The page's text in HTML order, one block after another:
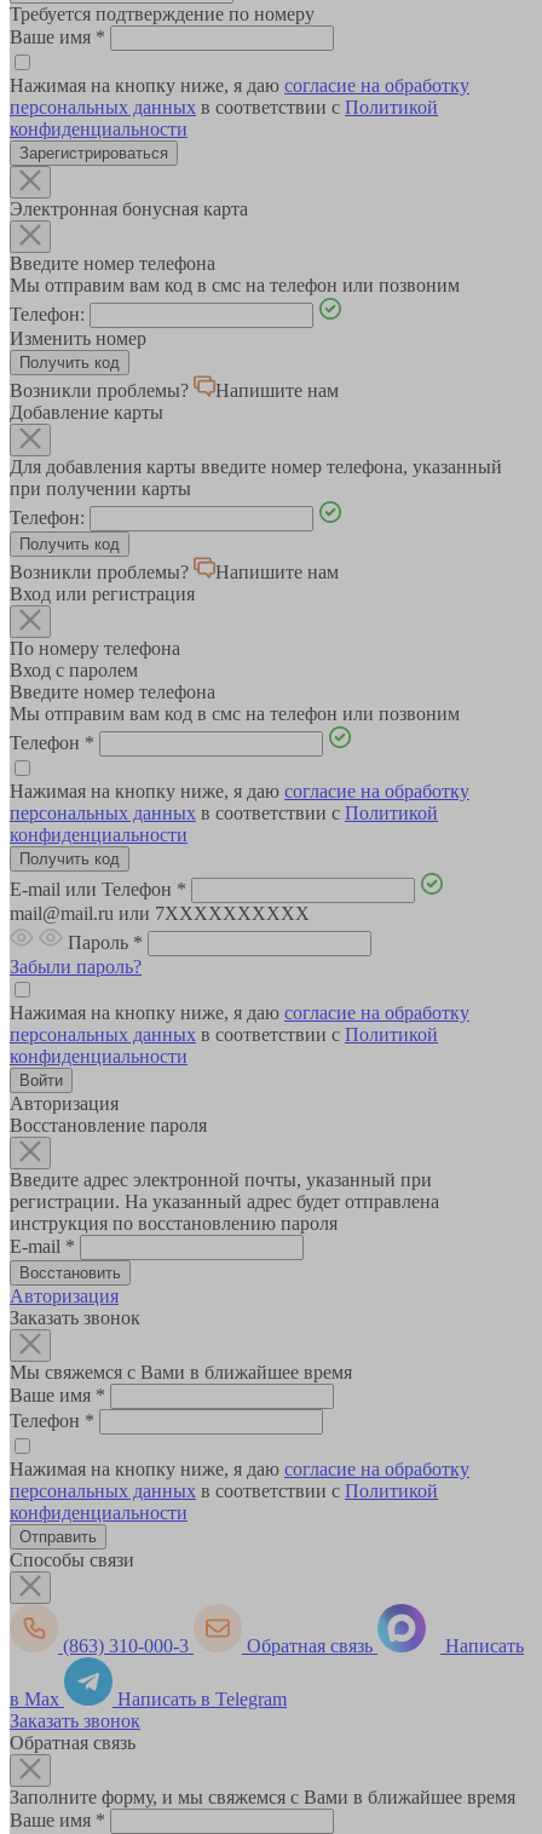
Требуется подтверждение по номеру
Ваше имя *
Нажимая на кнопку ниже, я даю согласие на обработку
персональных данных в соответствии с Политикой
конфиденциальности
Зарегистрироваться
Электронная бонусная карта
Введите номер телефона
Мы отправим вам код в смс на телефон или позвоним
Телефон:
Изменить номер
Возникли проблемы?
Напишите нам
Добавление карты
Для добавления карты введите номер телефона, указанный
при получении карты
Телефон:
Возникли проблемы?
Напишите нам
Вход или регистрация
По номеру телефона
Вход с паролем
Введите номер телефона
Мы отправим вам код в смс на телефон или позвоним
Телефон *
Нажимая на кнопку ниже, я даю согласие на обработку
персональных данных в соответствии с Политикой
конфиденциальности
E-mail или Телефон *
mail@mail.ru или 7XXXXXXXXXX
Пароль *
Забыли пароль?
Нажимая на кнопку ниже, я даю согласие на обработку
персональных данных в соответствии с Политикой
конфиденциальности
Авторизация
Восстановление пароля
Введите адрес электронной почты, указанный при
регистрации. На указанный адрес будет отправлена
инструкция по восстановлению пароля
E-mail *
Авторизация
Заказать звонок
Мы свяжемся с Вами в ближайшее время
Ваше имя *
Телефон *
Нажимая на кнопку ниже, я даю согласие на обработку
персональных данных в соответствии с Политикой
конфиденциальности
Способы связи
(863) 310-000-3 Обратная связь Написать
в Max
Написать в Telegram
Заказать звонок
Обратная связь
Заполните форму, и мы свяжемся с Вами в ближайшее время
Ваше имя *